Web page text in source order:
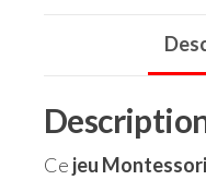
Ce jeu Montessori